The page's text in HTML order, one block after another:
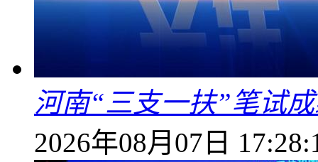
河南“三支一扶”笔试
2026年08月07日